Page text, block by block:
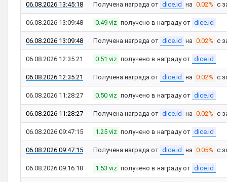
06.08.2026 13:45:18 Получена награда от dice.id на 0.02% с
06.08.2026 13:09:48 0.49 viz получено в награду от dice.id
06.08.2026 13:09:48 Получена награда от dice.id на 0.02% с
06.08.2026 12:35:21 0.51 viz получено в награду от dice.id
06.08.2026 12:35:21 Получена награда от dice.id на 0.02% с
06.08.2026 11:28:27 0.50 viz получено в награду от dice.id
06.08.2026 11:28:27 Получена награда от dice.id на 0.02% с
06.08.2026 09:47:15 1.25 viz получено в награду от dice.id
06.08.2026 09:47:15 Получена награда от dice.id на 0.05% с
06.08.2026 09:16:18 1.53 viz получено в награду от dice.id